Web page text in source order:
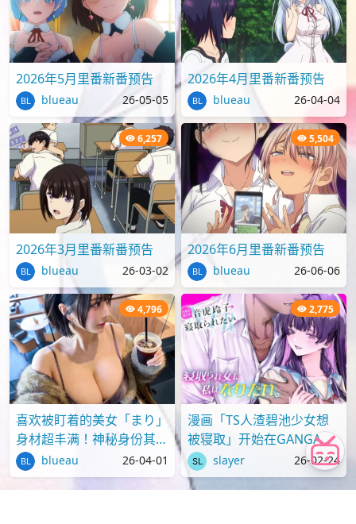
2026年5月里番新番预告
blueau 26-05-05
2026年4月里番新番预告
blueau 26-04-04
6,257
2026年3月里番新番预告
blueau 26-03-02
5,504
2026年6月里番新番预告
blueau 26-06-06
4,796
喜欢被盯着的美女「まり」
身材超丰满！神秘身份其实
才刚满18岁？
blueau 26-04-01
2,775
漫画「TS人渣碧池少女想
被寝取」开始在GANGAN
ONLINE上连载
slayer 26-02-24